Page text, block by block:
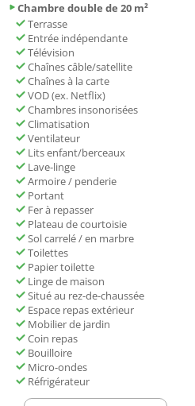
Chambre double de 20 m²
Terrasse
Entrée indépendante
Télévision
Chaînes câble/satellite
Chaînes à la carte
VOD (ex. Netflix)
Chambres insonorisées
Climatisation
Ventilateur
Lits enfant/berceaux
Lave-linge
Armoire / penderie
Portant
Fer à repasser
Plateau de courtoisie
Sol carrelé / en marbre
Toilettes
Papier toilette
Linge de maison
Situé au rez-de-chaussée
Espace repas extérieur
Mobilier de jardin
Coin repas
Bouilloire
Micro-ondes
Réfrigérateur